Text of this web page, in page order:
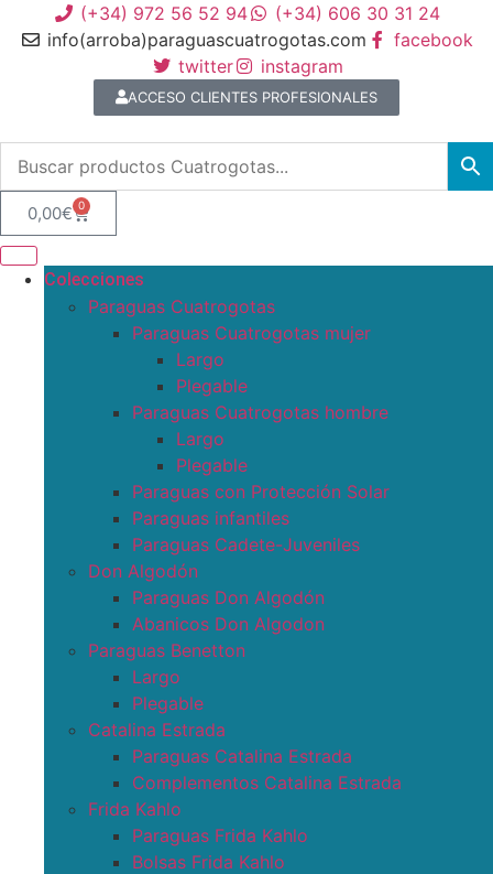
(+34) 972 56 52 94
(+34) 606 30 31 24
info(arroba)paraguascuatrogotas.com
facebook
twitter
instagram
ACCESO CLIENTES PROFESIONALES
0,00€ 0
Colecciones
Paraguas Cuatrogotas
Paraguas Cuatrogotas mujer
Largo
Plegable
Paraguas Cuatrogotas hombre
Largo
Plegable
Paraguas con Protección Solar
Paraguas infantiles
Paraguas Cadete-Juveniles
Don Algodón
Paraguas Don Algodón
Abanicos Don Algodon
Paraguas Benetton
Largo
Plegable
Catalina Estrada
Paraguas Catalina Estrada
Complementos Catalina Estrada
Frida Kahlo
Paraguas Frida Kahlo
Bolsas Frida Kahlo